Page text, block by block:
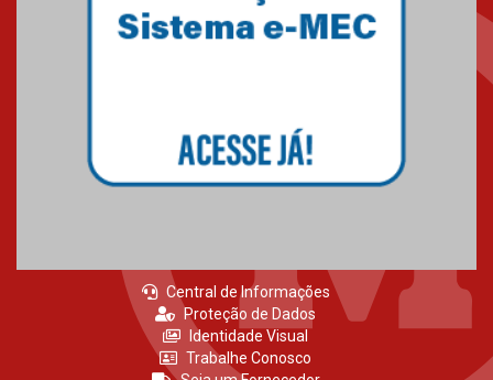
04.08.2026
Central de Informações
Proteção de Dados
Identidade Visual
Trabalhe Conosco